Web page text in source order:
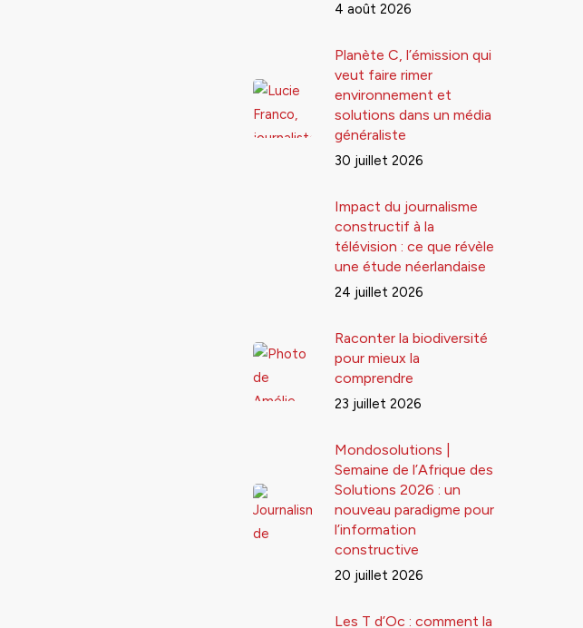
4 août 2026
Planète C, l’émission qui
veut faire rimer
environnement et
solutions dans un média
généraliste
30 juillet 2026
Impact du journalisme
constructif à la
télévision : ce que révèle
une étude néerlandaise
24 juillet 2026
Raconter la biodiversité
pour mieux la
comprendre
23 juillet 2026
Mondosolutions |
Semaine de l’Afrique des
Solutions 2026 : un
nouveau paradigme pour
l’information
constructive
20 juillet 2026
Les T d’Oc : comment la